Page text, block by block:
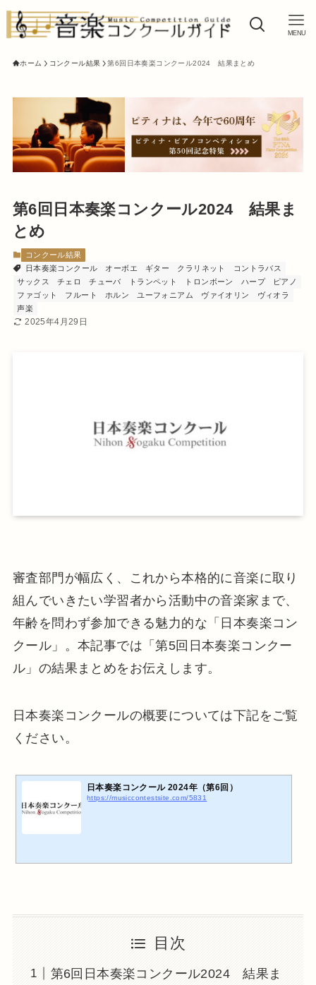
MENU
ホーム コンクール結果 第6回日本奏楽コンクール2024 結果まとめ
第6回日本奏楽コンクール2024 結果ま
とめ
コンクール結果
日本奏楽コンクール
オーボエ ギター クラリネット
コントラバス
サックス
チェロ チューバ トランペット トロンボーン ハープ
ピアノ
ファゴット
フルート ホルン ユーフォニアム ヴァイオリン
ヴィオラ
声楽
2025年4月29日
審査部門が幅広く、これから本格的に音楽に取り
組んでいきたい学習者から活動中の音楽家まで、
年齢を問わず参加できる魅力的な「日本奏楽コン
クール」。本記事では「第5回日本奏楽コンクー
ル」の結果まとめをお伝えします。
日本奏楽コンクールの概要については下記をご覧
ください。
日本奏楽コンクール 2024年（第6回）
https://musiccontestsite.com/5831
目次
第6回日本奏楽コンクール2024 結果ま